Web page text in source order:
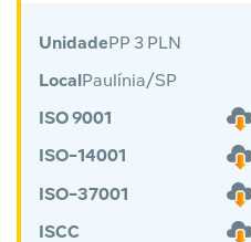
Unidade PP 3 PLN
Local Paulínia/SP
ISO 9001
ISO-14001
ISO-37001
ISCC